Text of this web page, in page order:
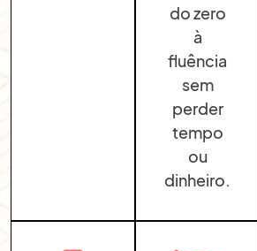
do zero
à
fluência
sem
perder
tempo
ou
dinheiro.